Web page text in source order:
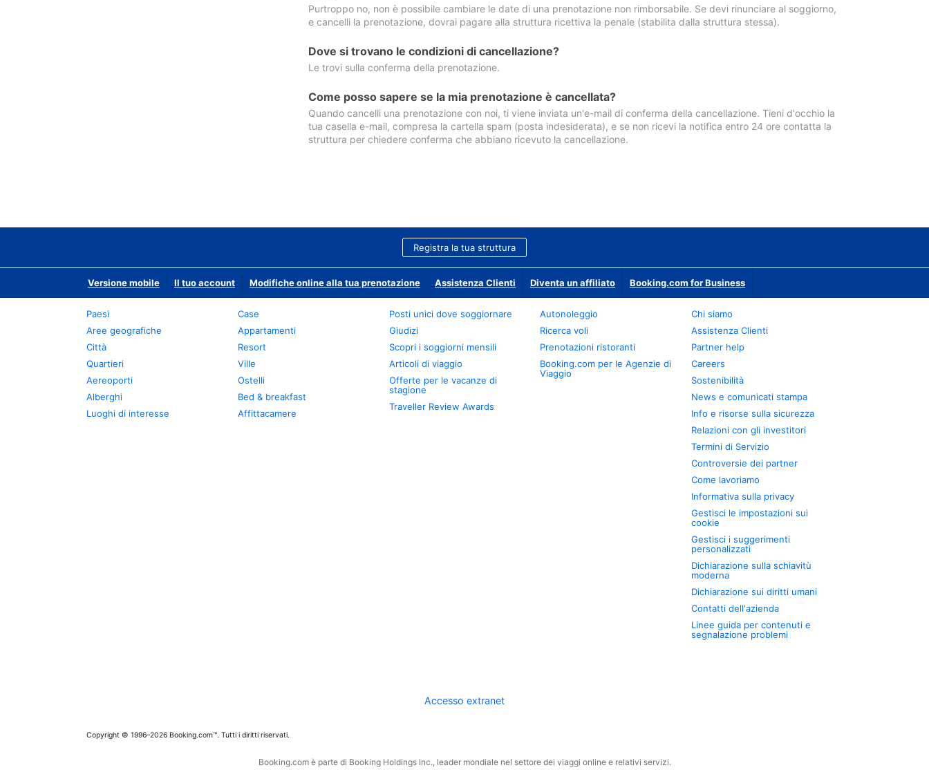
Purtroppo no, non è possibile cambiare le date di una prenotazione non rimborsabile. Se devi rinunciare al soggiorno,
e cancelli la prenotazione, dovrai pagare alla struttura ricettiva la penale (stabilita dalla struttura stessa).
Dove si trovano le condizioni di cancellazione?
Le trovi sulla conferma della prenotazione.
Come posso sapere se la mia prenotazione è cancellata?
Quando cancelli una prenotazione con noi, ti viene inviata un'e-mail di conferma della cancellazione. Tieni d'occhio la
tua casella e-mail, compresa la cartella spam (posta indesiderata), e se non ricevi la notifica entro 24 ore contatta la
struttura per chiedere conferma che abbiano ricevuto la cancellazione.
Registra la tua struttura
Versione mobile Il tuo account Modifiche online alla tua prenotazione Assistenza Clienti Diventa un affiliato Booking.com for Business
Paesi
Aree geografiche
Città
Quartieri
Aereoporti
Alberghi
Luoghi di interesse
Case
Appartamenti
Resort
Ville
Ostelli
Bed & breakfast
Affittacamere
Posti unici dove soggiornare
Giudizi
Scopri i soggiorni mensili
Articoli di viaggio
Offerte per le vacanze di
stagione
Traveller Review Awards
Autonoleggio
Ricerca voli
Prenotazioni ristoranti
Booking.com per le Agenzie di
Viaggio
Chi siamo
Assistenza Clienti
Partner help
Careers
Sostenibilità
News e comunicati stampa
Info e risorse sulla sicurezza
Relazioni con gli investitori
Termini di Servizio
Controversie dei partner
Come lavoriamo
Informativa sulla privacy
Gestisci le impostazioni sui
cookie
Gestisci i suggerimenti
personalizzati
Dichiarazione sulla schiavitù
moderna
Dichiarazione sui diritti umani
Contatti dell'azienda
Linee guida per contenuti e
segnalazione problemi
Accesso extranet
Copyright © 1996–2026 Booking.com™. Tutti i diritti riservati.
Booking.com è parte di Booking Holdings Inc., leader mondiale nel settore dei viaggi online e relativi servizi.